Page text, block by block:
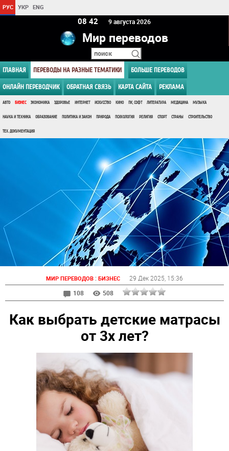
РУС УКР ENG
08:42 9 августа 2026
Мир переводов
ГЛАВНАЯ ПЕРЕВОДЫ НА РАЗНЫЕ ТЕМАТИКИ БОЛЬШЕ ПЕРЕВОДОВ
ОНЛАЙН ПЕРЕВОДЧИК ОБРАТНАЯ СВЯЗЬ КАРТА САЙТА РЕКЛАМА
АВТО БИЗНЕС ЭКОНОМИКА ЗДОРОВЬЕ ИНТЕРНЕТ ИСКУССТВО КИНО ПК, СОФТ ЛИТЕРАТУРА МЕДИЦИНА МУЗЫКА
НАУКА И ТЕХНИКА ОБРАЗОВАНИЕ ПОЛИТИКА И ЗАКОН ПРИРОДА ПСИХОЛОГИЯ РЕЛИГИЯ СПОРТ СТРАНЫ СТРОИТЕЛЬСТВО
ТЕХ. ДОКУМЕНТАЦИЯ
МИР ПЕРЕВОДОВ : БИЗНЕС 29 Дек 2025 , 15:36
108
508
Как выбрать детские матрасы
от 3х лет?